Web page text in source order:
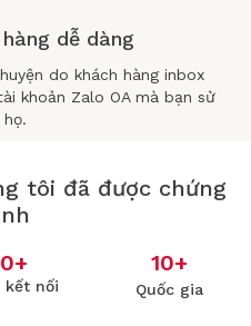
dễ dàng
do khách hàng inbox
khoản Zalo OA mà bạn sử
tôi đã được chứng
+
kết nối
10+
Quốc gia